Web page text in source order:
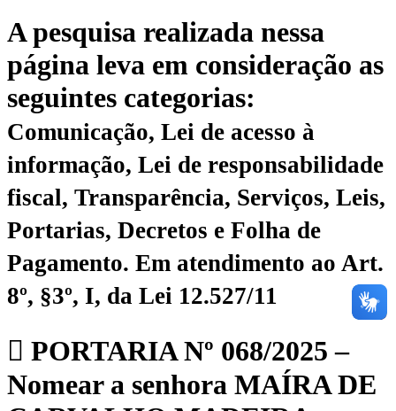
A pesquisa realizada nessa
página leva em consideração as
seguintes categorias:
Comunicação, Lei de acesso à
informação, Lei de responsabilidade
fiscal, Transparência, Serviços, Leis,
Portarias, Decretos e Folha de
Pagamento. Em atendimento ao Art.
8º, §3º, I, da Lei 12.527/11
PORTARIA Nº 068/2025 –
Nomear a senhora MAÍRA DE